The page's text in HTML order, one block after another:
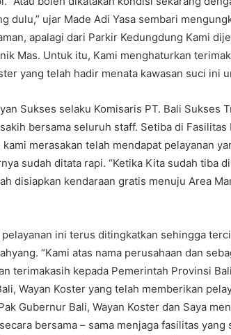
dulu,” ujar Made Adi Yasa sembari
apalagi dari Parkir Kedungdung Kami
Mas. Untuk itu, Kami menghaturkan
yang telah hadir menata kawasan suci ini
Sukses selaku Komisaris PT. Bali Sukses
bersama seluruh staff. Setiba di Fasilitas
merasakan telah mendapat pelayanan
sudah ditata rapi. “Ketika Kita sudah tiba
disiapkan kendaraan gratis menuju Area
ini terus ditingkatkan sehingga
“Kami atas nama perusahaan dan
terimakasih kepada Pemerintah Provinsi
Wayan Koster yang telah memberikan
Gubernur Bali, Wayan Koster dan Saya
bersama – sama menjaga fasilitas